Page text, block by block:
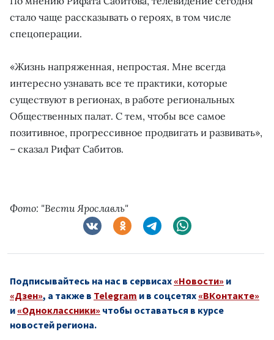
стало чаще рассказывать о героях, в том числе
спецоперации.
«Жизнь напряженная, непростая. Мне всегда
интересно узнавать все те практики, которые
существуют в регионах, в работе региональных
Общественных палат. С тем, чтобы все самое
позитивное, прогрессивное продвигать и развивать»,
– сказал Рифат Сабитов.
Фото: "Вести Ярославль"
Подписывайтесь на нас в сервисах «Новости» и
«Дзен», а также в Telegram и в соцсетях «ВКонтакте»
и «Одноклассники» чтобы оставаться в курсе
новостей региона.